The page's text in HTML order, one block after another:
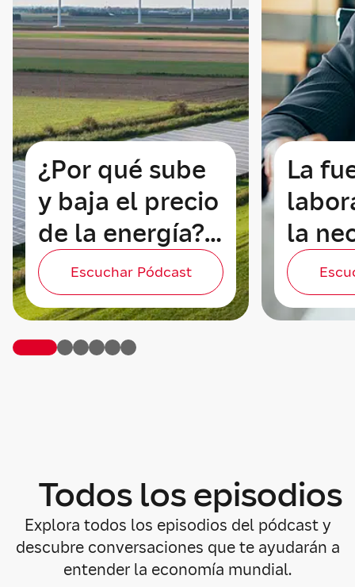
¿Por qué sube
y baja el precio
de la energía?
Claves para
entender los
mercados
Escuchar Pódcast
La
la
de
Todos los episodios
Explora todos los episodios del pódcast y
descubre conversaciones que te ayudarán a
entender la economía mundial.